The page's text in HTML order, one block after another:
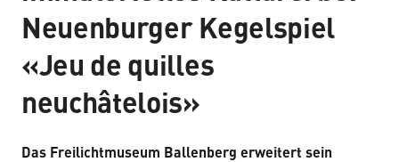
Neuenburger Kegelspiel
«Jeu de quilles
neuchâtelois»
Das Freilichtmuseum Ballenberg erweitert sein